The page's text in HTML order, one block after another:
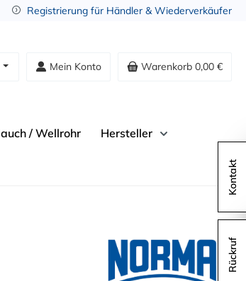
Registrierung für Händler & Wiederverkäufer
Mein Konto Warenkorb 0,00 €
/ Wellrohr Hersteller
Kontakt
Rückruf